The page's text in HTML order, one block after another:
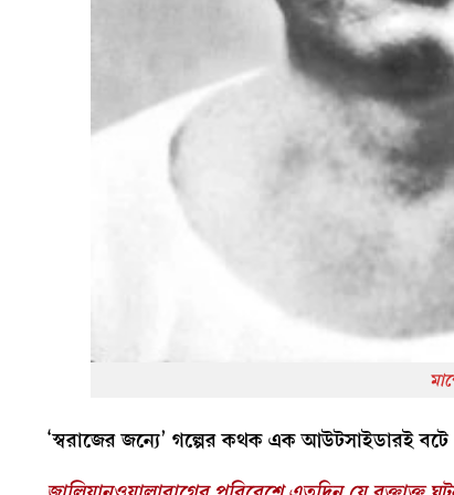
‘স্বরাজের জন্যে’ গল্পের কথক এক আউটসাইডারই